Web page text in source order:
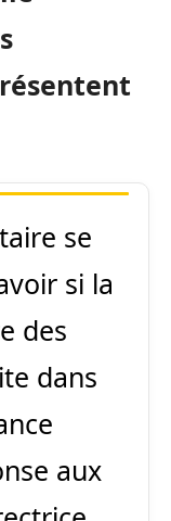
se
si la
des
dans
aux